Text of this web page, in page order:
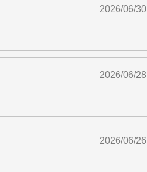
2026/06/30
2026/06/28
2026/06/26